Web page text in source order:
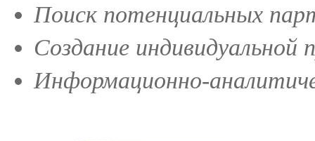
Поиск потенциальных
Создание индивидуальной
Информационно-